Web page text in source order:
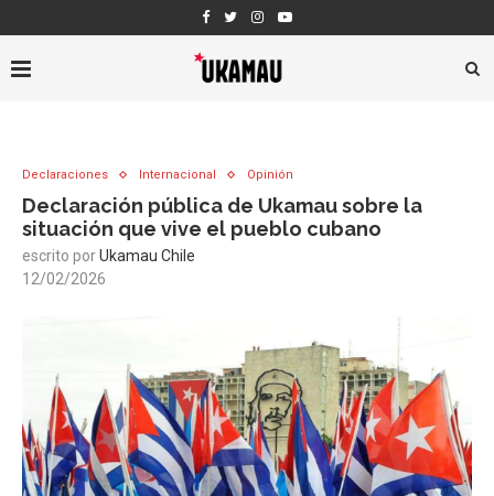
Declaraciones Internacional Opinión
Declaración pública de Ukamau sobre la
situación que vive el pueblo cubano
escrito porUkamau Chile
12/02/2026